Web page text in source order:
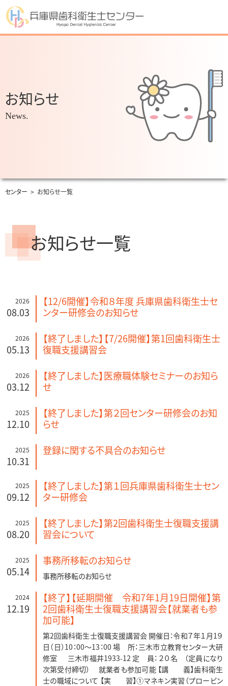
お知らせ
News.
センター > お知らせ一覧
お知らせ一覧
2026
08.03
【12/6開催】令和８年度 兵庫県歯科衛生士セ
ンター研修会のお知らせ
2026
05.13
【終了しました】【7/26開催】第1回歯科衛生士
復職支援講習会
2026
03.12
【終了しました】医療職体験セミナーのお知ら
せ
2025
12.10
【終了しました】第２回センター研修会のお知
らせ
2025
10.31
登録に関する不具合のお知らせ
2025
09.12
【終了しました】第１回兵庫県歯科衛生士セン
ター研修会
2025
08.20
【終了しました】第2回歯科衛生士復職支援講
習会について
2025
05.14
事務所移転のお知らせ
事務所移転のお知らせ
2024
12.19
【終了】【延期開催 令和7年1月19日開催】第
2回歯科衛生士復職支援講習会【就業者も参
加可能】
第2回歯科衛生士復職支援講習会 開催日：令和７年１月1９
日（日）10：00～13：00 場 所：三木市立教育センター大研
修室 三木市福井1933-12 定 員： ２０名 （定員になり
次第受付締切） 就業者も参加可能 【講 義】歯科衛生
士の職域について 【実 習】①マネキン実習（プロービン